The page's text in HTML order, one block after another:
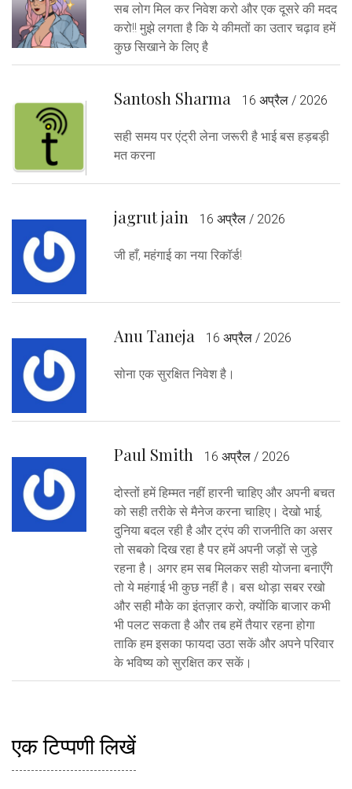
सब लोग मिल कर निवेश करो और एक दूसरे की मदद
करो!! मुझे लगता है कि ये कीमतों का उतार चढ़ाव हमें
कुछ सिखाने के लिए है
Santosh Sharma 16 अप्रैल / 2026
सही समय पर एंट्री लेना जरूरी है भाई बस हड़बड़ी
मत करना
jagrut jain 16 अप्रैल / 2026
जी हाँ, महंगाई का नया रिकॉर्ड!
Anu Taneja 16 अप्रैल / 2026
सोना एक सुरक्षित निवेश है।
Paul Smith 16 अप्रैल / 2026
दोस्तों हमें हिम्मत नहीं हारनी चाहिए और अपनी बचत
को सही तरीके से मैनेज करना चाहिए। देखो भाई,
दुनिया बदल रही है और ट्रंप की राजनीति का असर
तो सबको दिख रहा है पर हमें अपनी जड़ों से जुड़े
रहना है। अगर हम सब मिलकर सही योजना बनाएँगे
तो ये महंगाई भी कुछ नहीं है। बस थोड़ा सबर रखो
और सही मौके का इंतज़ार करो, क्योंकि बाजार कभी
भी पलट सकता है और तब हमें तैयार रहना होगा
ताकि हम इसका फायदा उठा सकें और अपने परिवार
के भविष्य को सुरक्षित कर सकें।
एक टिप्पणी लिखें